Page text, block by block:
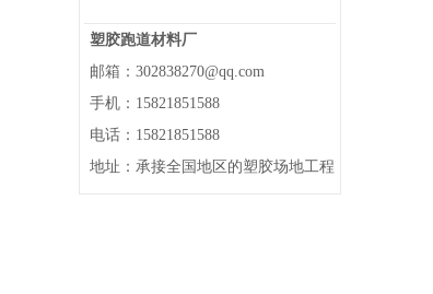
塑胶跑道材料厂
邮箱：302838270@qq.com
手机：15821851588
电话：15821851588
地址：承接全国地区的塑胶场地工程